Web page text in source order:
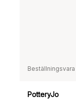
Beställningsvara
PotteryJo